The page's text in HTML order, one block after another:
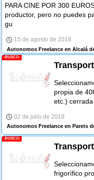
PARA CINE POR 300
productor, pero no puedes
gu
15 de agosto de 2018
Autonomos Freelance en Alcalá
-BUSCO-
propia de
etc.) cerrada
02 de julio de 2018
Autonomos Freelance en Parets
-BUSCO-
frigorífico